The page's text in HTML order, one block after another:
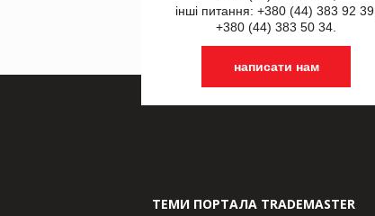
інші питання: +380 (44) 383 92 39,
+380 (44) 383 50 34.
написати нам
ТЕМИ ПОРТАЛА TRADEMASTER